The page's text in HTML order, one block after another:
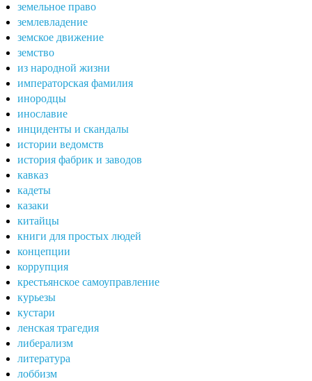
земельное право
землевладение
земское движение
земство
из народной жизни
императорская фамилия
инородцы
инославие
инциденты и скандалы
истории ведомств
история фабрик и заводов
кавказ
кадеты
казаки
китайцы
книги для простых людей
концепции
коррупция
крестьянское самоуправление
курьезы
кустари
ленская трагедия
либерализм
литература
лоббизм